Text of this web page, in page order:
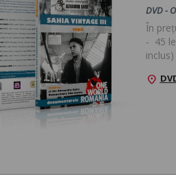
DVD -
În
- 45
location_on